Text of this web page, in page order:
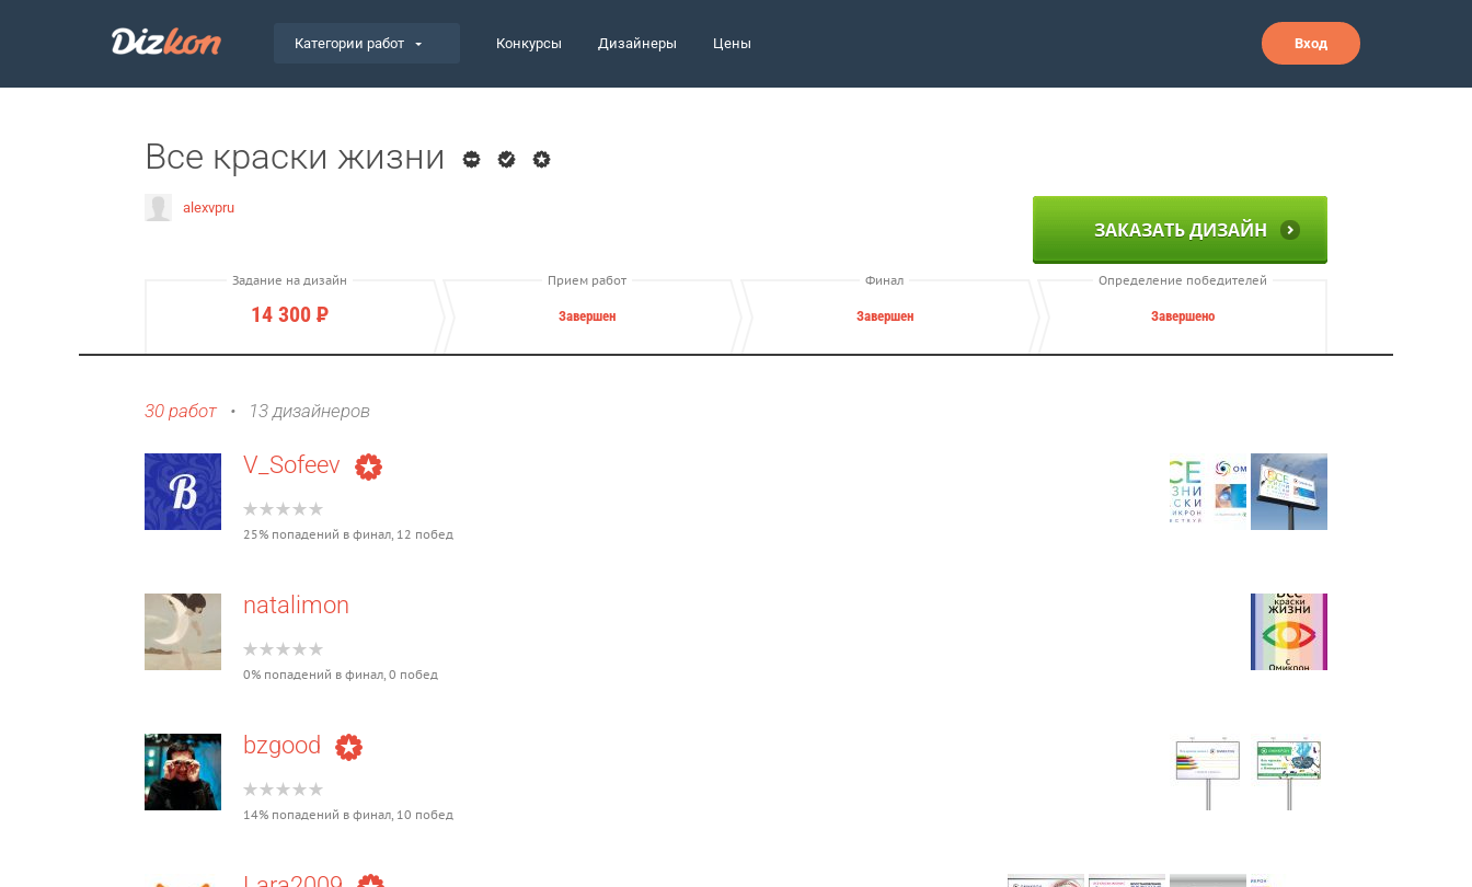
Категории работ Конкурсы Дизайнеры Цены Вход
Все краски жизни
alexvpru
ЗАКАЗАТЬ ДИЗАЙН
Задание на дизайн
14 300 Р
Прием работ
Завершен
Финал
Завершен
Определение победителей
Завершено
30 работ• 13 дизайнеров
V_Sofeev
25% попадений в финал, 12 побед
natalimon
0% попадений в финал, 0 побед
bzgood
14% попадений в финал, 10 побед